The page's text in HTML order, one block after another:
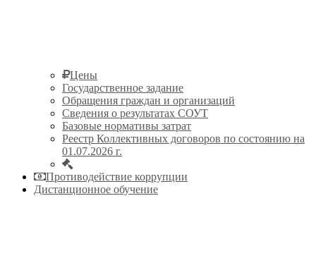
Цены
Государственное задание
Обращения граждан и организаций
Сведения о результатах СОУТ
Базовые нормативы затрат
Реестр Коллективных договоров по состоянию на
01.07.2026 г.
Противодействие коррупции
Дистанционное обучение